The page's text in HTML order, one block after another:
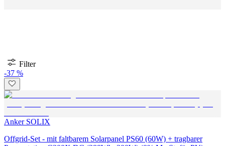
Filter
-37 %
Anker SOLIX
Offgrid-Set - mit faltbarem Solarpanel PS60 (60W) + tragbarer